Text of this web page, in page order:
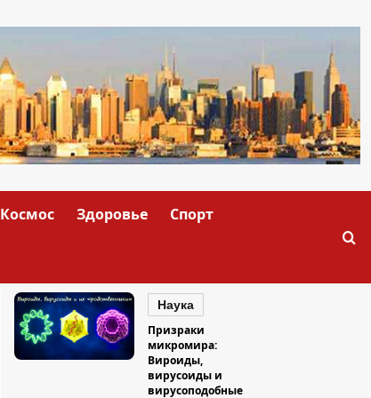
Космос Здоровье Спорт
Наука
Призраки
микромира:
Вироиды,
вирусоиды и
вирусоподобные